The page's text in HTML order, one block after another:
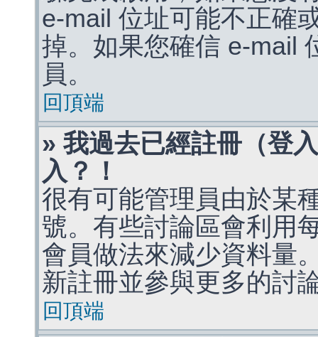
e-mail 位址可能不正確
掉。如果您確信 e-mail
員。
回頂端
» 我過去已經註冊（登
入？！
很有可能管理員由於某
號。有些討論區會利用
會員做法來減少資料量
新註冊並參與更多的討
回頂端